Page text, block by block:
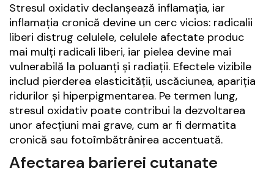
Stresul oxidativ declanșează inflamația, iar
inflamația cronică devine un cerc vicios: radicalii
liberi distrug celulele, celulele afectate produc
mai mulți radicali liberi, iar pielea devine mai
vulnerabilă la poluanți și radiații. Efectele vizibile
includ pierderea elasticității, uscăciunea, apariția
ridurilor și hiperpigmentarea. Pe termen lung,
stresul oxidativ poate contribui la dezvoltarea
unor afecțiuni mai grave, cum ar fi dermatita
cronică sau fotoîmbătrânirea accentuată.
Afectarea barierei cutanate